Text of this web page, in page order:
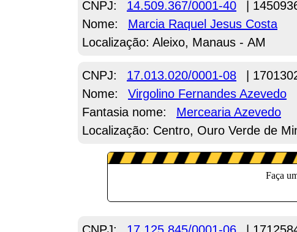
CNPJ: 14.509.367/0001-40
|
Nome:
Marcia Raquel Jesus Costa
Localização: Aleixo, Manaus - AM
CNPJ: 17.013.020/0001-08
|
Nome:
Virgolino Fernandes Azevedo
Fantasia nome:
Mercearia Azevedo
Localização: Centro, Ouro Verde de